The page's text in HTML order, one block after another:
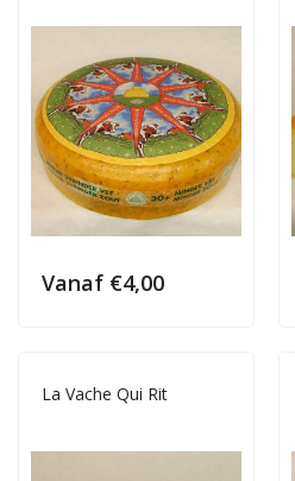
Vanaf €4,00
La Vache Qui Rit